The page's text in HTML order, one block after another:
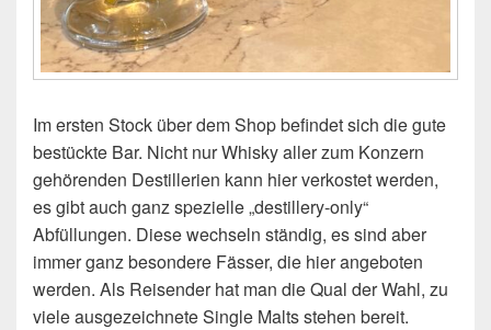
Im ersten Stock über dem Shop befindet sich die gute
bestückte Bar. Nicht nur Whisky aller zum Konzern
gehörenden Destillerien kann hier verkostet werden,
es gibt auch ganz spezielle „destillery-only“
Abfüllungen. Diese wechseln ständig, es sind aber
immer ganz besondere Fässer, die hier angeboten
werden. Als Reisender hat man die Qual der Wahl, zu
viele ausgezeichnete Single Malts stehen bereit.